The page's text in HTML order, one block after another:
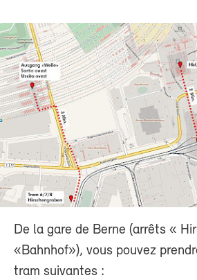
De la gare de Berne (arrêts «
«Bahnhof»), vous pouvez
tram suivantes :